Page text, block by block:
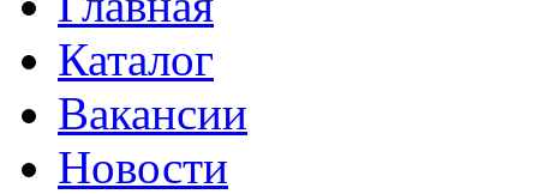
Каталог
Вакансии
Новости